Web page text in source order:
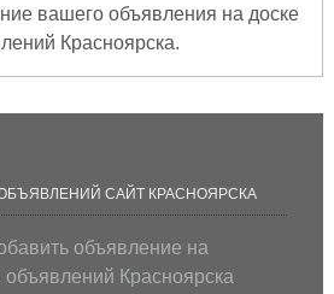
вашего объявления на доске
Красноярска.
САЙТ КРАСНОЯРСКА
объявление на
объявлений Красноярска